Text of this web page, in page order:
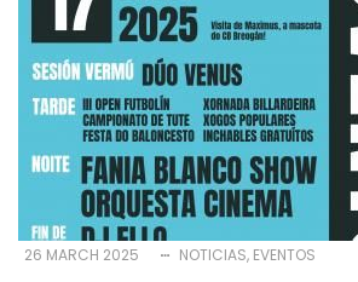
26 MARCH 2025 NOTICIAS EVENTOS